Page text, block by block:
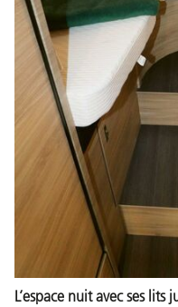
L’espace nuit avec ses lits